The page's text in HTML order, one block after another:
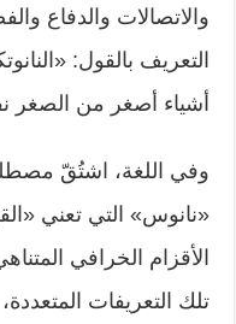
والاتصالات والدفاع
التعريف بالقول:
أشياء أصغر من الصغر
وفي اللغة، اشتُقّ مصطلح
«نانوس» التي تعني
الأقزام الخرافي
تلك التعريفات المتعددة،